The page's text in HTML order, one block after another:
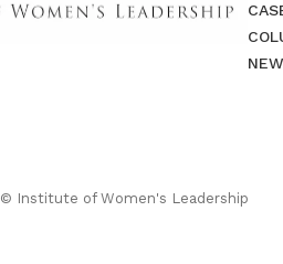
© Institute of Women's Leadership